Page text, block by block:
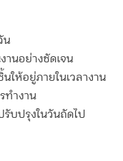
น
นอย่างชัดเจน
ให้อยู่ภายในเวลางาน
ทำงาน
บปรุงในวันถัดไป